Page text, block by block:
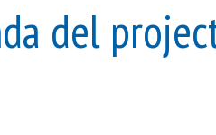
del